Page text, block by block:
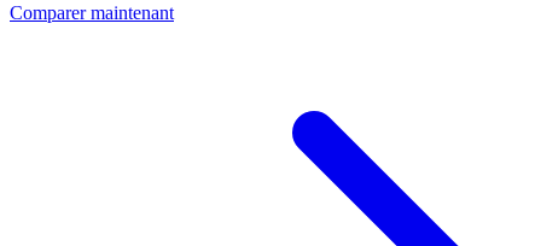
Comparer maintenant